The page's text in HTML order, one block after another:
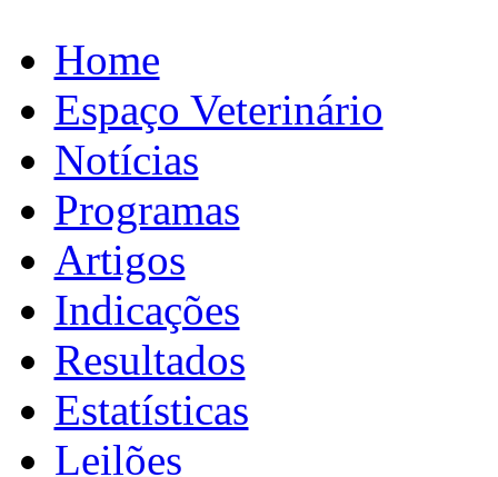
Home
Espaço Veterinário
Notícias
Programas
Artigos
Indicações
Resultados
Estatísticas
Leilões